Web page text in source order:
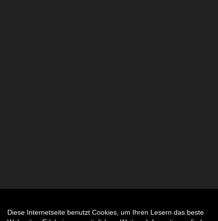
Diese Internetseite benutzt Cookies, um Ihren Lesern das beste
Auftrag widerrufen